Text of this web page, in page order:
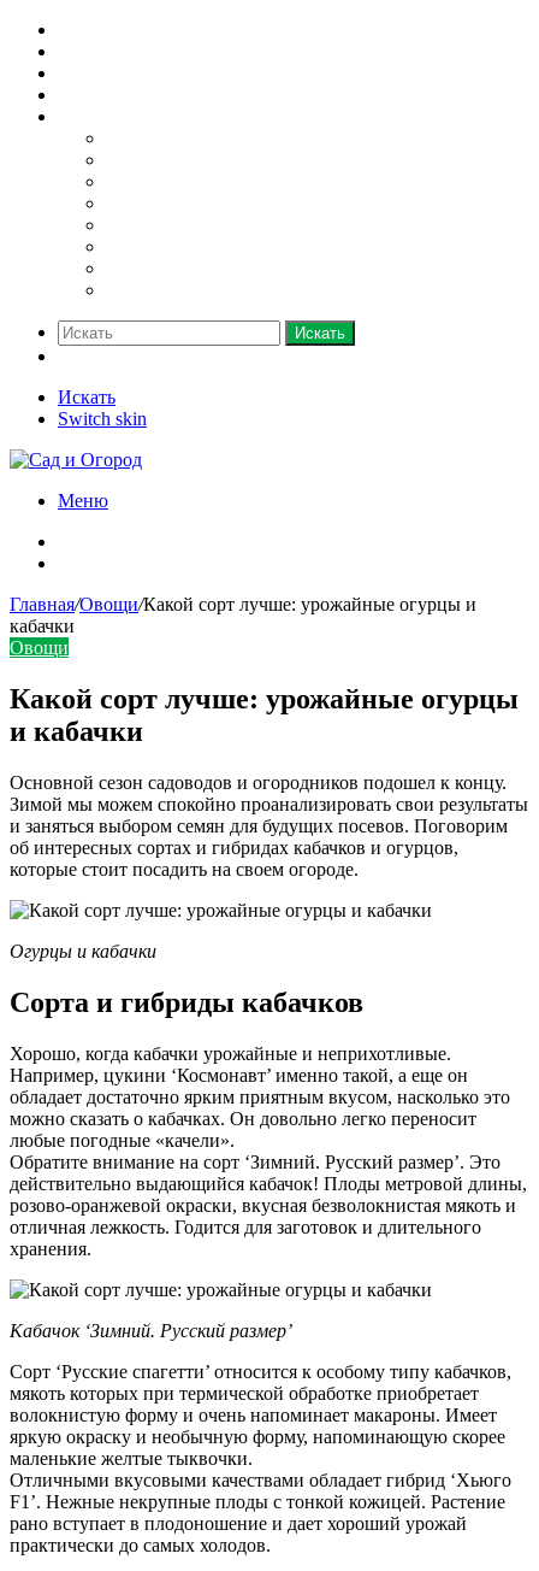
Искать
Искать
Switch skin
Меню
Главная/Овощи/Какой сорт лучше: урожайные огурцы и
кабачки
Овощи
Какой сорт лучше: урожайные огурцы
и кабачки
Основной сезон садоводов и огородников подошел к концу.
Зимой мы можем спокойно проанализировать свои результаты
и заняться выбором семян для будущих посевов. Поговорим
об интересных сортах и гибридах кабачков и огурцов,
которые стоит посадить на своем огороде.
Огурцы и кабачки
Сорта и гибриды кабачков
Хорошо, когда кабачки урожайные и неприхотливые.
Например, цукини ‘Космонавт’ именно такой, а еще он
обладает достаточно ярким приятным вкусом, насколько это
можно сказать о кабачках. Он довольно легко переносит
любые погодные «качели».
Обратите внимание на сорт ‘Зимний. Русский размер’. Это
действительно выдающийся кабачок! Плоды метровой длины,
розово-оранжевой окраски, вкусная безволокнистая мякоть и
отличная лежкость. Годится для заготовок и длительного
хранения.
Кабачок ‘Зимний. Русский размер’
Сорт ‘Русские спагетти’ относится к особому типу кабачков,
мякоть которых при термической обработке приобретает
волокнистую форму и очень напоминает макароны. Имеет
яркую окраску и необычную форму, напоминающую скорее
маленькие желтые тыквочки.
Отличными вкусовыми качествами обладает гибрид ‘Хьюго
F1’. Нежные некрупные плоды с тонкой кожицей. Растение
рано вступает в плодоношение и дает хороший урожай
практически до самых холодов.